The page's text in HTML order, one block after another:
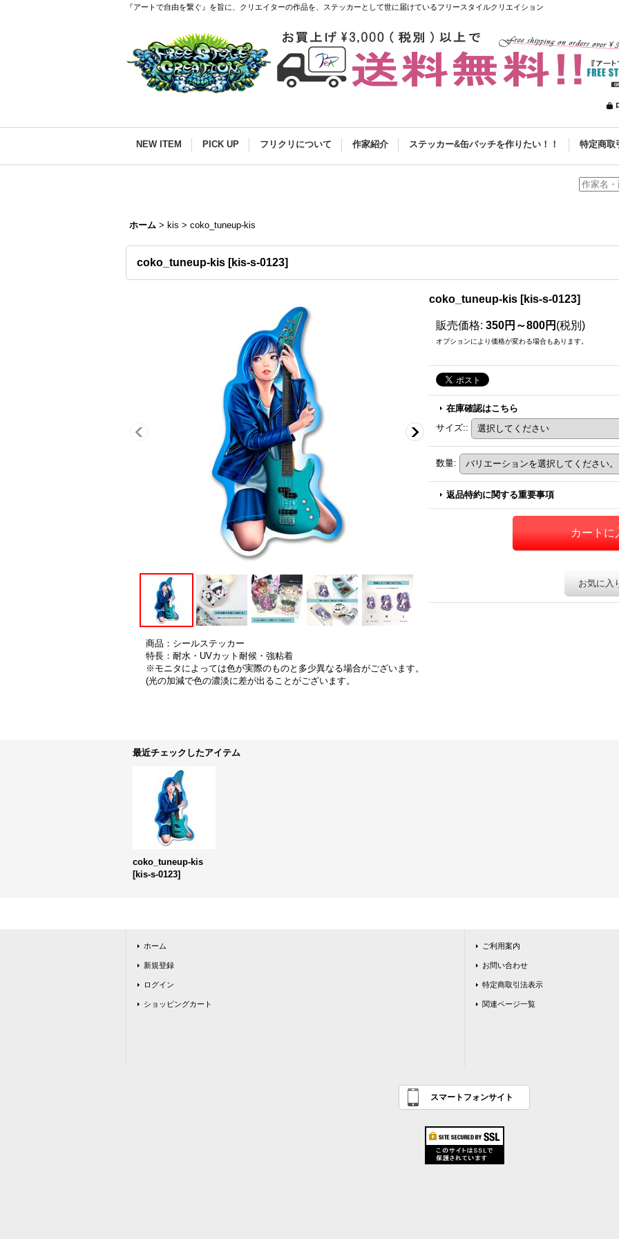
『アートで自由を繋ぐ』を旨に、クリエイターの作品を、ステッカーとして世に届けているフリースタイルクリエイション
NEW ITEM PICK UP フリクリについて 作家紹介 ステッカー&缶バッチを作りたい！！ 特定商取
ホーム > kis > coko_tuneup-kis
coko_tuneup-kis [kis-s-0123]
coko_tuneup-kis [kis-s-0123]
販売価格: 350円～800円 (税別)
オプションにより価格が変わる場合もあります。
在庫確認はこちら
サイズ::
数量:
返品特約に関する重要事項
お気に入
商品：シールステッカー
特長：耐水・UVカット耐候・強粘着
※モニタによっては色が実際のものと多少異なる場合がございます。
(光の加減で色の濃淡に差が出ることがございます。
最近チェックしたアイテム
coko_tuneup-kis
[kis-s-0123]
ホーム
新規登録
ログイン
ショッピングカート
ご利用案内
お問い合わせ
特定商取引法表示
関連ページ一覧
スマートフォンサイト